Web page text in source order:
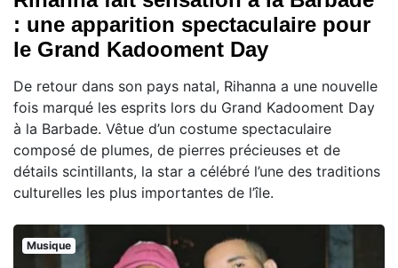
: une apparition spectaculaire pour
le Grand Kadooment Day
De retour dans son pays natal, Rihanna a une nouvelle
fois marqué les esprits lors du Grand Kadooment Day
à la Barbade. Vêtue d’un costume spectaculaire
composé de plumes, de pierres précieuses et de
détails scintillants, la star a célébré l’une des traditions
culturelles les plus importantes de l’île.
Musique